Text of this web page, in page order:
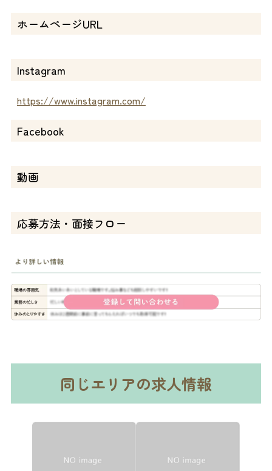
ホームページURL
Instagram
https://www.instagram.com/
Facebook
動画
応募方法・面接フロー
同じエリアの求人情報